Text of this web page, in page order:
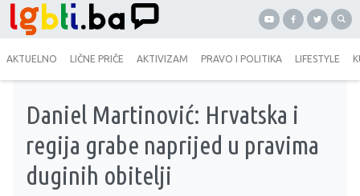
AKTUELNO LIČNE PRIČE AKTIVIZAM PRAVO I POLITIKA LIFESTYLE
Daniel Martinović: Hrvatska i
regija grabe naprijed u pravima
duginih obitelji